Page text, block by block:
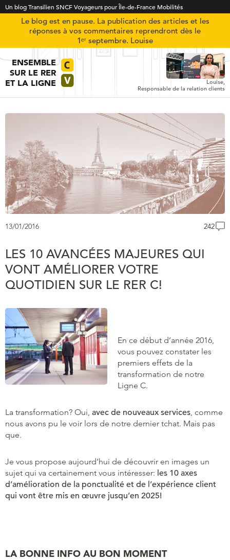
Un blog Transilien SNCF Voyageurs pour Île-de-France Mobilités
Le blog est en pause. La publication des articles et les
réponses à vos commentaires reprendront dès le
1ᵉʳ septembre. Louise
ENSEMBLE
SUR LE RER
ET LA LIGNE
Louise,
Responsable de la relation clients
13/01/2016 242
LES 10 AVANCÉES MAJEURES QUI
VONT AMÉLIORER VOTRE
QUOTIDIEN SUR LE RER C!
En ce début d’année 2016,
vous pouvez constater les
premiers effets de la
transformation de notre
Ligne C.
La transformation? Oui, avec de nouveaux services , comme
nous avons pu le voir lors de notre dernier tchat. Mais pas
que.
Je vous propose aujourd’hui de découvrir en images un
sujet qui va certainement vous intéresser: les 10 axes
d’amélioration de la ponctualité et de l’expérience client
qui vont être mis en œuvre jusqu’en 2025!
LA BONNE INFO AU BON MOMENT